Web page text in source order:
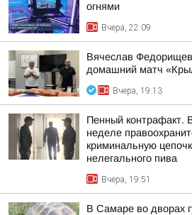
огнями
Вчера, 22:09
Вячеслав
домашний матч
Вчера, 19:13
Пенный контрафакт.
неделе
криминальную
нелегального пива
Вчера, 19:51
В Самаре во дворах